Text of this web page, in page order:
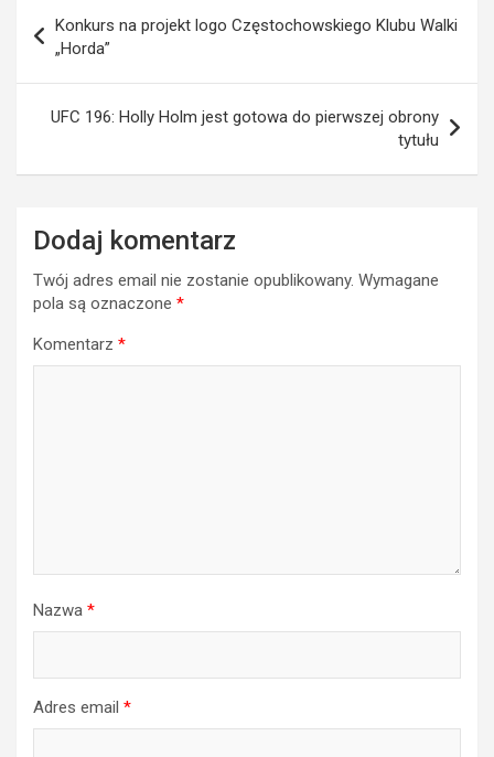
wpisu
Konkurs na projekt logo Częstochowskiego Klubu Walki
„Horda”
UFC 196: Holly Holm jest gotowa do pierwszej obrony
tytułu
Dodaj komentarz
Twój adres email nie zostanie opublikowany. Wymagane
pola są oznaczone *
Komentarz *
Nazwa *
Adres email *